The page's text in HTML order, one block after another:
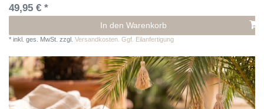
49,95 € *
In den Warenkorb
* inkl. ges. MwSt. zzgl. Versandkosten. Ggf. Eilanfertigung